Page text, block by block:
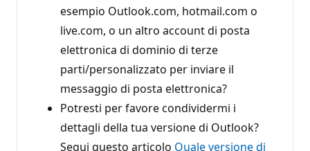
esempio Outlook.com, hotmail.com o
live.com, o un altro account di posta
elettronica di dominio di terze
parti/personalizzato per inviare il
messaggio di posta elettronica?
Potresti per favore condividermi i
dettagli della tua versione di Outlook?
Segui questo articolo Quale versione di